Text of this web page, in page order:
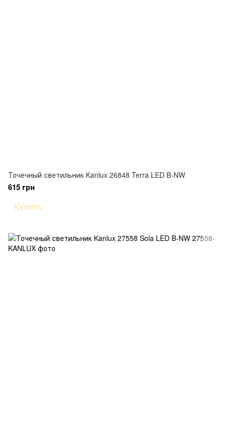
Точечный светильник Kanlux 26848 Terra LED B-NW
615 грн
Купить